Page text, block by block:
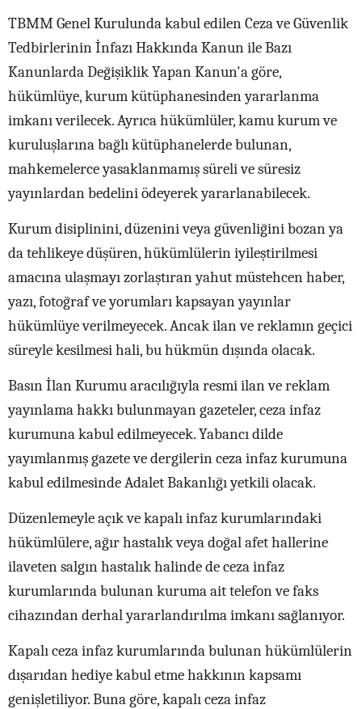
TBMM Genel Kurulunda kabul edilen Ceza ve Güvenlik
Tedbirlerinin İnfazı Hakkında Kanun ile Bazı
Kanunlarda Değişiklik Yapan Kanun'a göre,
hükümlüye, kurum kütüphanesinden yararlanma
imkanı verilecek. Ayrıca hükümlüler, kamu kurum ve
kuruluşlarına bağlı kütüphanelerde bulunan,
mahkemelerce yasaklanmamış süreli ve süresiz
yayınlardan bedelini ödeyerek yararlanabilecek.
Kurum disiplinini, düzenini veya güvenliğini bozan ya
da tehlikeye düşüren, hükümlülerin iyileştirilmesi
amacına ulaşmayı zorlaştıran yahut müstehcen haber,
yazı, fotoğraf ve yorumları kapsayan yayınlar
hükümlüye verilmeyecek. Ancak ilan ve reklamın geçici
süreyle kesilmesi hali, bu hükmün dışında olacak.
Basın İlan Kurumu aracılığıyla resmi ilan ve reklam
yayınlama hakkı bulunmayan gazeteler, ceza infaz
kurumuna kabul edilmeyecek. Yabancı dilde
yayımlanmış gazete ve dergilerin ceza infaz kurumuna
kabul edilmesinde Adalet Bakanlığı yetkili olacak.
Düzenlemeyle açık ve kapalı infaz kurumlarındaki
hükümlülere, ağır hastalık veya doğal afet hallerine
ilaveten salgın hastalık halinde de ceza infaz
kurumlarında bulunan kuruma ait telefon ve faks
cihazından derhal yararlandırılma imkanı sağlanıyor.
Kapalı ceza infaz kurumlarında bulunan hükümlülerin
dışarıdan hediye kabul etme hakkının kapsamı
genişletiliyor. Buna göre, kapalı ceza infaz